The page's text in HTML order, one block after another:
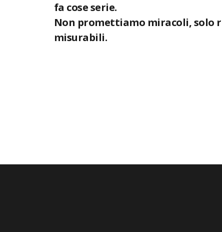
fa cose serie.
Non promettiamo miracoli, solo
misurabili.